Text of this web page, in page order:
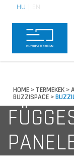
HU EN
HOME > TERMEKEK >
BUZZISPACE >